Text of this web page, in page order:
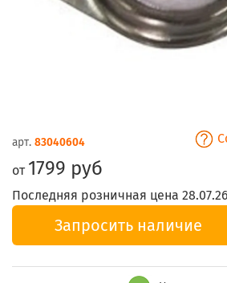
арт. 83040604
от 1799 руб
Последняя розничная цена 28.07.26
Запросить наличие